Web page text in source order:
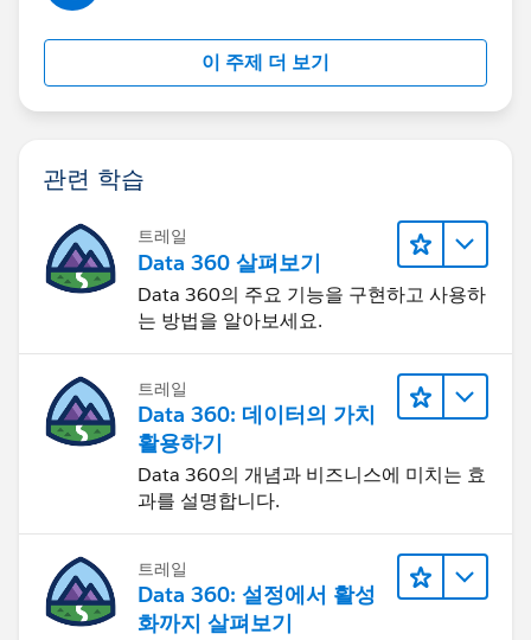
이 주제 더 보기
관련 학습
트레일
Data 360 살펴보기
Data 360의 주요 기능을 구현하고 사용하
는 방법을 알아보세요.
트레일
Data 360: 데이터의 가치
활용하기
Data 360의 개념과 비즈니스에 미치는 효
과를 설명합니다.
트레일
Data 360: 설정에서 활성
화까지 살펴보기